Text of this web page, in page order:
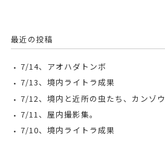
最近の投稿
7/14、アオハダトンボ
7/13、境内ライトラ成果
7/12、境内と近所の虫たち、カンゾウ
7/11、屋内撮影集。
7/10、境内ライトラ成果